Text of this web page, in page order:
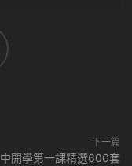
下一篇
開學第一課精選600套